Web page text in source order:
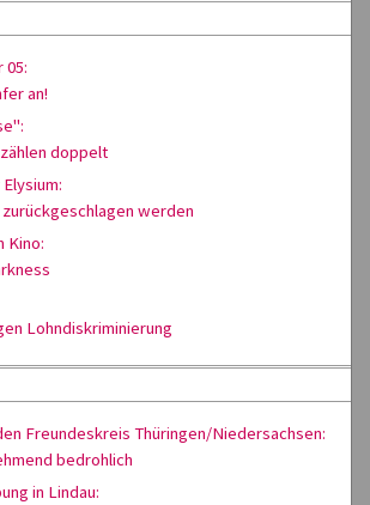
05:
an!
doppelt
werden
Kino:
Lohndiskriminierung
Freundeskreis Thüringen/Niedersachsen:
bedrohlich
in Lindau: